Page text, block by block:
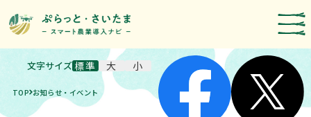
スマート農業技術の紹介
導入事例
TOP お知らせ・イベント
文字サイズ標準 大 小